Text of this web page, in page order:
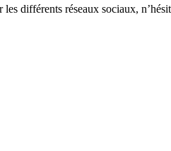
différents réseaux sociaux,